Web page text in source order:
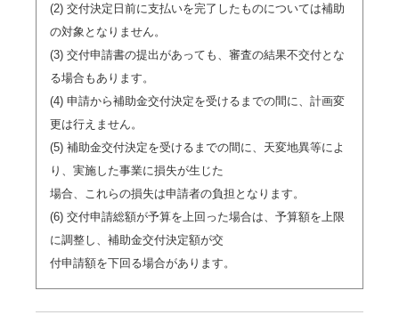
(2) 交付決定日前に支払いを完了したものについては補助
の対象となりません。
(3) 交付申請書の提出があっても、審査の結果不交付とな
る場合もあります。
(4) 申請から補助金交付決定を受けるまでの間に、計画変
更は行えません。
(5) 補助金交付決定を受けるまでの間に、天変地異等によ
り、実施した事業に損失が生じた
場合、これらの損失は申請者の負担となります。
(6) 交付申請総額が予算を上回った場合は、予算額を上限
に調整し、補助金交付決定額が交
付申請額を下回る場合があります。